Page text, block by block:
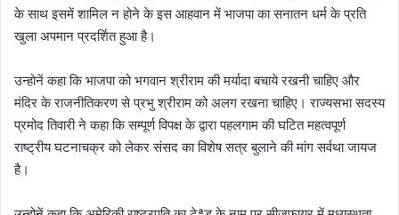
के साथ इसमें शामिल न होने के इस आहवान में भाजपा का सनातन धर्म के प्रति
खुला अपमान प्रदर्शित हुआ है।
उन्होनें कहा कि भाजपा को भगवान श्रीराम की मर्यादा बचाये रखनी चाहिए और
मंदिर के राजनीतिकरण से प्रभु श्रीराम को अलग रखना चाहिए। राज्यसभा सदस्य
प्रमोद तिवारी ने कहा कि सम्पूर्ण विपक्ष के द्वारा पहलगाम की घटित महत्वपूर्ण
राष्ट्रीय घटनाचक्र को लेकर संसद का विशेष सत्र बुलाने की मांग सर्वथा जायज
है।